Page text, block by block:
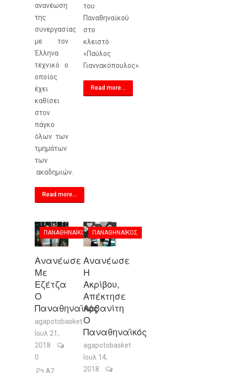
ανανέωση
της
συνεργασίας
με τον
Έλληνα
τεχνικό ο
οποίος
έχει
καθίσει
στον
πάγκο
όλων των
τμημάτων
των
ακαδημιών.
Read more...
του
Παναθηναϊκού
στο
κλειστό
«Παύλος
Γιαννακόπουλος».
Read more...
ΠΑΝΑΘΗΝΑΪΚΌΣ
Ανανέωσε
Με
Εζέτζα
Ο
Παναθηναϊκός
agapotobasket
Ιουλ 21,
2018
0
Α2
ΠΑΝΑΘΗΝΑΪΚΌΣ
Ανανέωσε
Η
Ακρίβου,
Απέκτησε
Αρβανίτη
Ο
Παναθηναϊκός
agapotobasket
Ιουλ 14,
2018